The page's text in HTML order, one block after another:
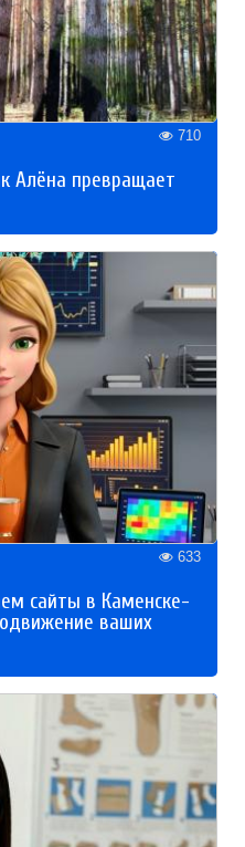
710
Алёна превращает
633
сайты в Каменске-
ваших